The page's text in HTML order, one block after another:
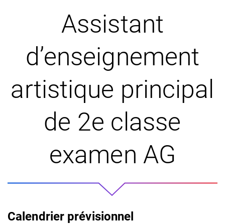
Assistant
d’enseignement
artistique principal
de 2e classe
examen AG
Calendrier prévisionnel